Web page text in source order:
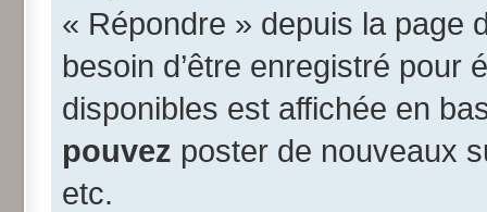
« Répondre » depuis la page
besoin d’être enregistré pour
disponibles est affichée en
pouvez poster de nouveaux
etc.